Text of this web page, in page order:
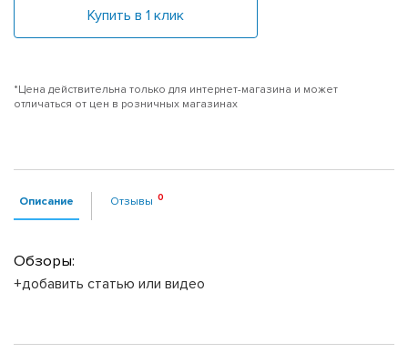
Купить в 1 клик
*Цена действительна только для интернет-магазина и может
отличаться от цен в розничных магазинах
Описание Отзывы
Обзоры:
+добавить статью или видео